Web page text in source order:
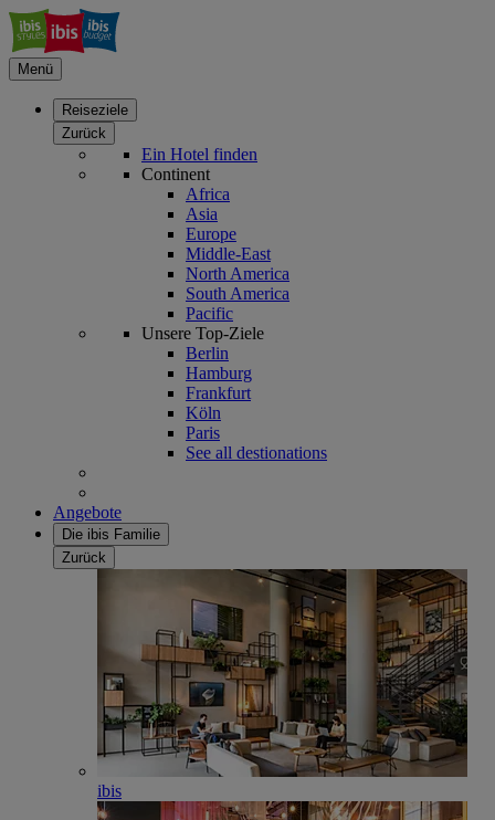
Menü
Reiseziele
Zurück
Ein Hotel finden
Continent
Africa
Asia
Europe
Middle-East
North America
South America
Pacific
Unsere Top-Ziele
Berlin
Hamburg
Frankfurt
Köln
Paris
See all destionations
Angebote
Die ibis Familie
Zurück
ibis